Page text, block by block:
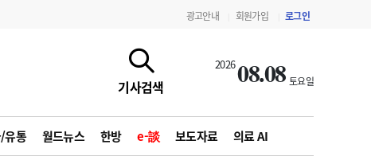
광고안내 회원가입 로그인
기사검색
202608.08 토요일
유통 월드뉴스 한방 e-談 보도자료 의료 AI